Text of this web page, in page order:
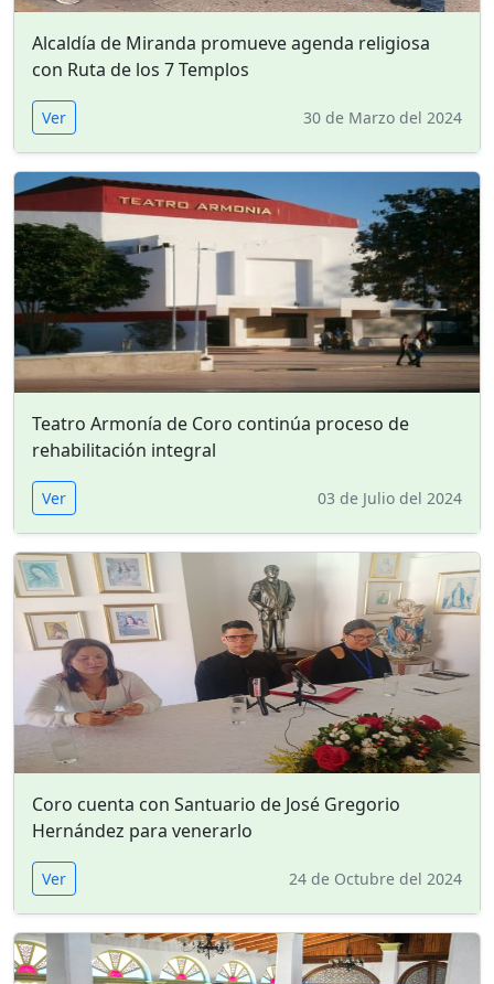
Alcaldía de Miranda promueve agenda religiosa
con Ruta de los 7 Templos
Ver 30 de Marzo del 2024
Teatro Armonía de Coro continúa proceso de
rehabilitación integral
Ver 03 de Julio del 2024
Coro cuenta con Santuario de José Gregorio
Hernández para venerarlo
Ver 24 de Octubre del 2024